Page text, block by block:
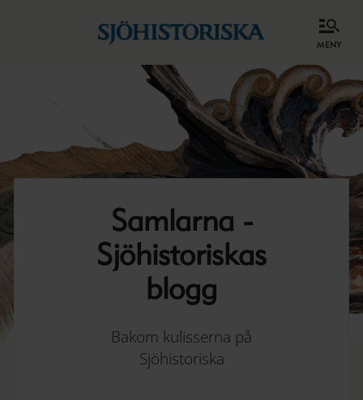
meny
Samlarna -
Sjöhistoriskas
blogg
Bakom kulisserna på
Sjöhistoriska